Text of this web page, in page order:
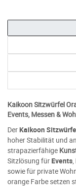
Kaikoon Sitzwürfel
Events, Messen &
Der Kaikoon
hoher Stabilität und
strapazierfähige
Sitzlösung für Events
sowie für private
orange Farbe setzen